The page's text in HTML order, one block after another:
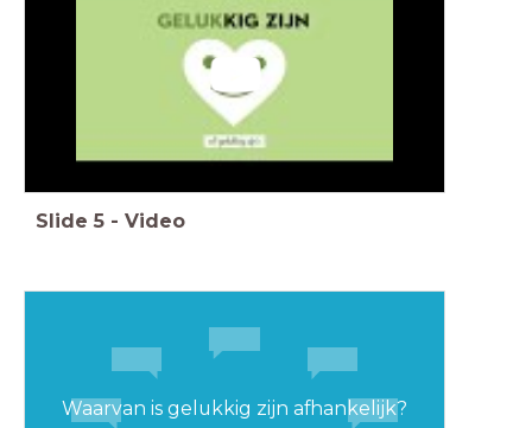
Slide 5 - Video
Waarvan is gelukkig zijn afhankelijk?